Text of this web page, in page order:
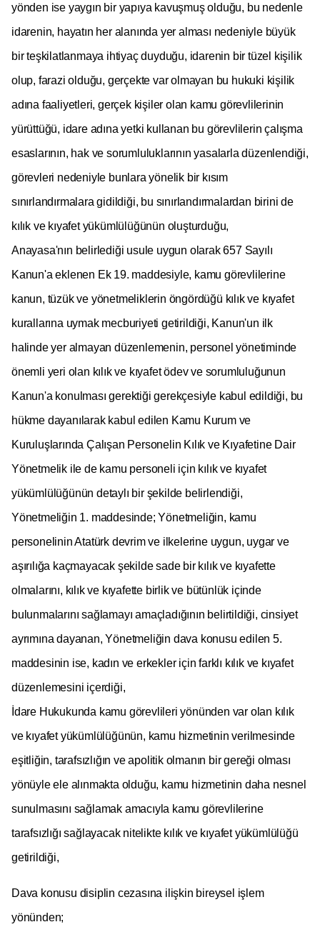
yönden ise yaygın bir yapıya kavuşmuş olduğu, bu nedenle
idarenin, hayatın her alanında yer alması nedeniyle büyük
bir teşkilatlanmaya ihtiyaç duyduğu, idarenin bir tüzel kişilik
olup, farazi olduğu, gerçekte var olmayan bu hukuki kişilik
adına faaliyetleri, gerçek kişiler olan kamu görevlilerinin
yürüttüğü, idare adına yetki kullanan bu görevlilerin çalışma
esaslarının, hak ve sorumluluklarının yasalarla düzenlendiği,
görevleri nedeniyle bunlara yönelik bir kısım
sınırlandırmalara gidildiği, bu sınırlandırmalardan birini de
kılık ve kıyafet yükümlülüğünün oluşturduğu,
Anayasa'nın belirlediği usule uygun olarak 657 Sayılı
Kanun'a eklenen Ek 19. maddesiyle, kamu görevlilerine
kanun, tüzük ve yönetmeliklerin öngördüğü kılık ve kıyafet
kurallarına uymak mecburiyeti getirildiği, Kanun'un ilk
halinde yer almayan düzenlemenin, personel yönetiminde
önemli yeri olan kılık ve kıyafet ödev ve sorumluluğunun
Kanun'a konulması gerektiği gerekçesiyle kabul edildiği, bu
hükme dayanılarak kabul edilen Kamu Kurum ve
Kuruluşlarında Çalışan Personelin Kılık ve Kıyafetine Dair
Yönetmelik ile de kamu personeli için kılık ve kıyafet
yükümlülüğünün detaylı bir şekilde belirlendiği,
Yönetmeliğin 1. maddesinde; Yönetmeliğin, kamu
personelinin Atatürk devrim ve ilkelerine uygun, uygar ve
aşırılığa kaçmayacak şekilde sade bir kılık ve kıyafette
olmalarını, kılık ve kıyafette birlik ve bütünlük içinde
bulunmalarını sağlamayı amaçladığının belirtildiği, cinsiyet
ayrımına dayanan, Yönetmeliğin dava konusu edilen 5.
maddesinin ise, kadın ve erkekler için farklı kılık ve kıyafet
düzenlemesini içerdiği,
İdare Hukukunda kamu görevlileri yönünden var olan kılık
ve kıyafet yükümlülüğünün, kamu hizmetinin verilmesinde
eşitliğin, tarafsızlığın ve apolitik olmanın bir gereği olması
yönüyle ele alınmakta olduğu, kamu hizmetinin daha nesnel
sunulmasını sağlamak amacıyla kamu görevlilerine
tarafsızlığı sağlayacak nitelikte kılık ve kıyafet yükümlülüğü
getirildiği,
Dava konusu disiplin cezasına ilişkin bireysel işlem
yönünden;